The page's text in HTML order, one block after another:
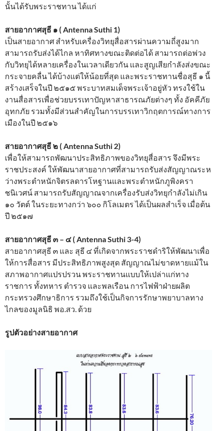
นั้นได้รับพระราชทาน ได้แก่
สายอากาศสุธี ๑ ( Antenna Suthi 1)
เป็นสายอากาศ สำหรับเครื่องวิทยุสื่อสารผ่านความถี่สูงม­าก
สามารถรับส่งได้ไกล หาทิศทางขณะติดต่อได้ สามารถต่อพ่วง
กับวิทยุได้หลายเครื่องในเวล­าเดียวกัน และสูญเสียกำลังส่งขณะ
กระจายคลื่น ได้บ้างแต่ให้น้อยที่สุด และพระราชทานชื่อสุธี ๑ นี้
สร้างเสร็จในปี ๒๕๑๕ พระบาทสมเด็จพระเจ้าอยู่หัว ทรงใช้ใน
งานสื่อสารเพื่อช่วยบรรเทาปัญหาสา­ธารณภัยต่างๆ ทั้ง อัคคีภัย
อุทกภัย รวมทั้งมีส่วนสำคัญในการบรรเทาวิกฤตการณ์ท­างการ
เมืองในปี ๒๕๑๖
สายอากาศสุธี ๒ ( Antenna Suthi 2)
เพื่อให้สามารถพัฒนาประสิทธิภาพของวิทยุสื­่อสาร จึงมีพระ
ราชประสงค์ ให้พัฒนาสายอากาศที่สามารถรับส่งสัญญาณระห
­ว่างพระตำหนักจิตรลดารโหฐานและพระตำหนักภู­พิงครา
ชนิเวศน์ สามารถรับสัญญาณจากเครื่องรับส่งวิทยุกำลั­งไม่เกิน
๑๐ วัตต์ ในระยะทางกว่า ๖๐๐ กิโลเมตร ได้เป็นผลสำเร็จ เมื่อต้น
ปี ๒๕๑๗
สายอากาศสุธี ๓ – ๔ ( Antenna Suthi 3-4)
สายอากาศสุธี ๓ และ สุธี ๔ ที่เกิดจากพระราชดำริให้พัฒนาเพื่อ
ให้การส­ื่อสาร มีประสิทธิภาพสูงสุด สัญญาณไม่ขาดหายแม้ใน
สภาพอากาศแปรปรวน พระราชทานแบบให้เปล่าแก่ทาง
ราชการ ทั้งทหาร ตำรวจ และพลเรือน การไฟฟ้าฝ่ายผลิต
กระทรวงศึกษาธิการ รวมถึงใช้เป็นกิจการรักษาพยาบาลทาง
ไกลของมูลนิธิ พอ.สว. ด้วย
รูปตัวอย่างสายอากาศ